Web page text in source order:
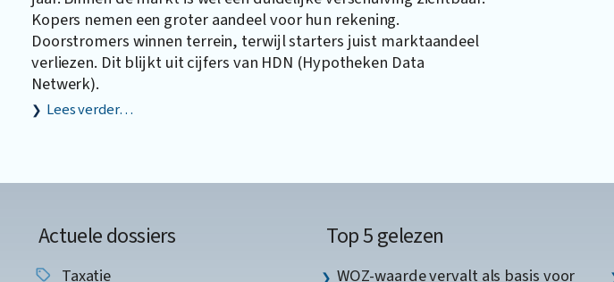
Kopers nemen een groter aandeel voor hun rekening.
Doorstromers winnen terrein, terwijl starters juist marktaandeel
verliezen. Dit blijkt uit cijfers van HDN (Hypotheken Data
Netwerk).
Lees verder…
Actuele dossiers
Taxatie
Top 5 gelezen
WOZ-waarde vervalt als basis voor